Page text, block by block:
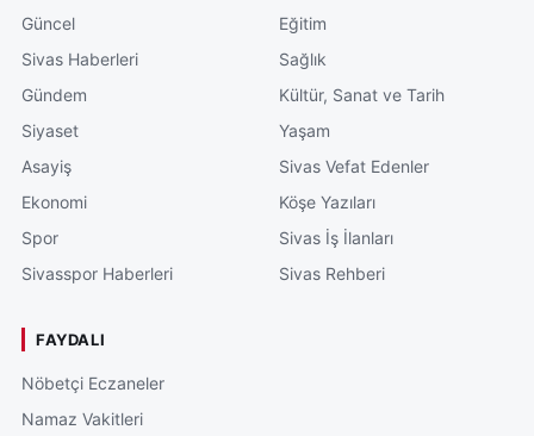
Güncel
Sivas Haberleri
Gündem
Siyaset
Asayiş
Ekonomi
Spor
Sivasspor Haberleri
Eğitim
Sağlık
Kültür, Sanat ve Tarih
Yaşam
Sivas Vefat Edenler
Köşe Yazıları
Sivas İş İlanları
Sivas Rehberi
FAYDALI
Nöbetçi Eczaneler
Namaz Vakitleri